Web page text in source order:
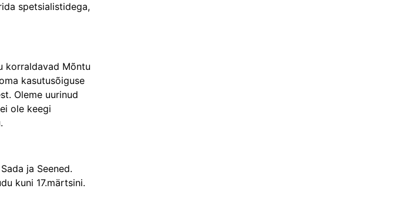
spetsialistidega,
korraldavad Mõntu
kasutusõiguse
Oleme uurinud
ole keegi
ja Seened.
kuni 17.märtsini.